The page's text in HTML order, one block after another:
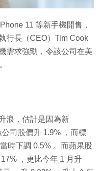
11 等新手機開售，
行長（CEO）Tim Cook
需求強勁，令該公司在美
浪，估計是因為新
司股價升 1.9% ，而標
時下調 0.5% 。而蘋果股
，更比今年 1 月升